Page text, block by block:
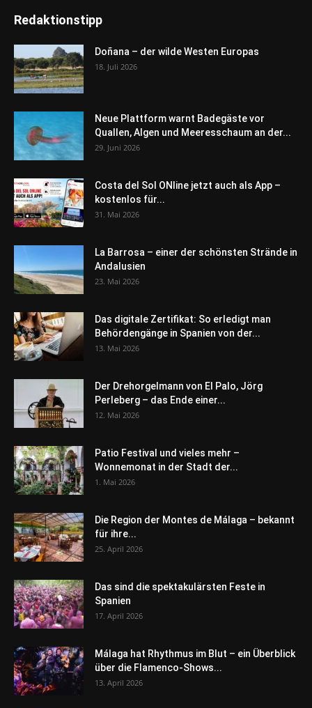
Redaktionstipp
Doñana – der wilde Westen Europas
18. Juli 2026
Neue Plattform warnt Badegäste vor
Quallen, Algen und Meeresschaum an der...
29. Juni 2026
Costa del Sol ONline jetzt auch als App –
kostenlos für...
31. Mai 2026
La Barrosa – einer der schönsten Strände in
Andalusien
23. Mai 2026
Das digitale Zertifikat: So erledigt man
Behördengänge in Spanien von der...
13. Mai 2026
Der Drehorgelmann von El Palo, Jörg
Perleberg – das Ende einer...
12. Mai 2026
Patio Festival und vieles mehr –
Wonnemonat in der Stadt der...
1. Mai 2026
Die Region der Montes de Málaga – bekannt
für ihre...
25. April 2026
Das sind die spektakulärsten Feste in
Spanien
17. April 2026
Málaga hat Rhythmus im Blut – ein Überblick
über die Flamenco-Shows...
13. April 2026